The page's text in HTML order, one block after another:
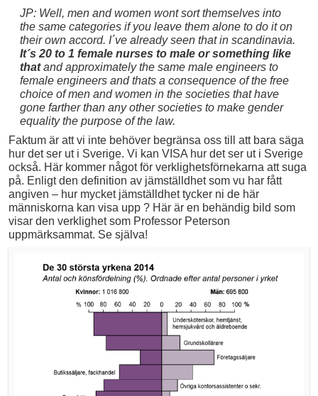
JP: Well, men and women wont sort themselves into
the same categories if you leave them alone to do it on
their own accord. I´ve already seen that in scandinavia.
It´s 20 to 1 female nurses to male or something like
thatand approximately the same male engineers to
female engineers and thats a consequence of the free
choice of men and women in the societies that have
gone farther than any other societies to make gender
equality the purpose of the law.
Faktum är att vi inte behöver begränsa oss till att bara säga
hur det ser ut i Sverige. Vi kan VISA hur det ser ut i Sverige
också. Här kommer något för verklighetsförnekarna att suga
på. Enligt den definition av jämställdhet som vu har fått
angiven – hur mycket jämställdhet tycker ni de här
människorna kan visa upp ? Här är en behändig bild som
visar den verklighet som Professor Peterson
uppmärksammat. Se själva!